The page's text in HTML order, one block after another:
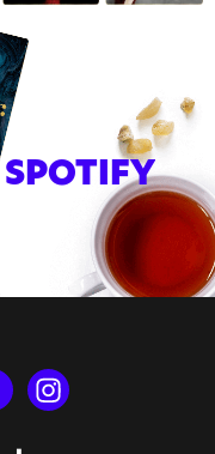
SPOTIFY